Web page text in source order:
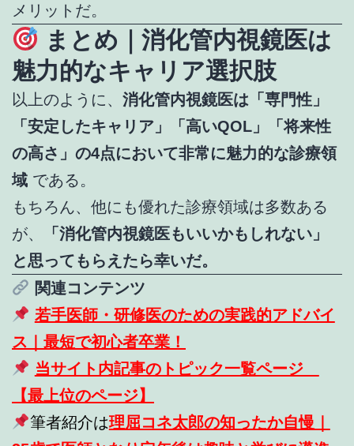
メリットだ。
まとめ｜消化管内視鏡医は
魅力的なキャリア選択肢
以上のように、 消化管内視鏡医は「専門性」
「安定したキャリア」「高いQOL」「将来性
の高さ」の4点において非常に魅力的な診療領
域 である。
もちろん、他にも優れた診療領域は多数ある
が、
「消化管内視鏡医もいいかもしれない」
と思ってもらえたら幸いだ。
関連コンテンツ
若手医師・研修医のための実践的アドバイ
ス｜最短で初心者卒業！
当サイト内記事のトピック一覧ページ
【最上位のページ】
筆者紹介は理屈コネ太郎の知ったか自慢｜